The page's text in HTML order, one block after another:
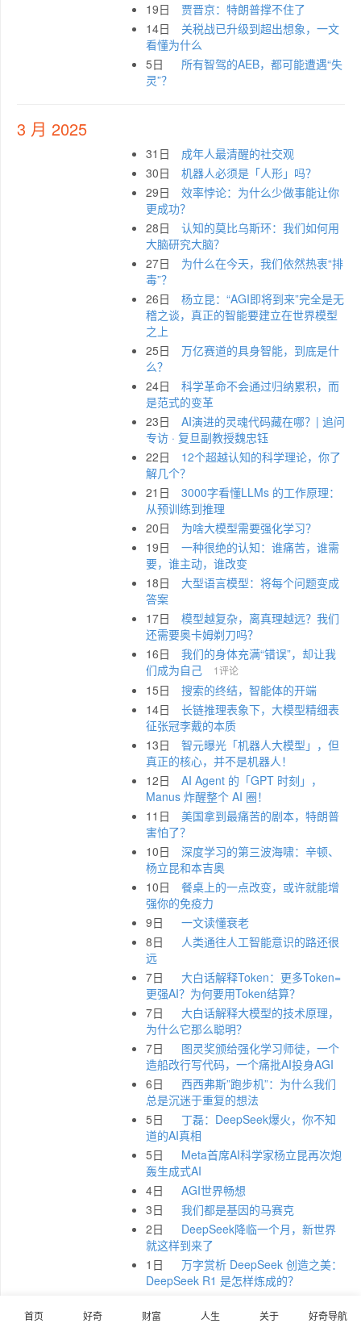
19日
贾晋京：特朗普撑不住了
14日
关税战已升级到超出想象，一文
看懂为什么
5日
所有智驾的AEB，都可能遭遇“失
灵”？
3 月 2025
31日
成年人最清醒的社交观
30日
机器人必须是「人形」吗？
29日
效率悖论：为什么少做事能让你
更成功？
28日
认知的莫比乌斯环：我们如何用
大脑研究大脑？
27日
为什么在今天，我们依然热衷“排
毒”？
26日
杨立昆：“AGI即将到来”完全是无
稽之谈，真正的智能要建立在世界模型
之上
25日
万亿赛道的具身智能，到底是什
么？
24日
科学革命不会通过归纳累积，而
是范式的变革
23日
AI演进的灵魂代码藏在哪？| 追问
专访 · 复旦副教授魏忠钰
22日
12个超越认知的科学理论，你了
解几个？
21日
3000字看懂LLMs 的工作原理：
从预训练到推理
20日
为啥大模型需要强化学习？
19日
一种很绝的认知：谁痛苦，谁需
要，谁主动，谁改变
18日
大型语言模型：将每个问题变成
答案
17日
模型越复杂，离真理越远？我们
还需要奥卡姆剃刀吗？
16日
我们的身体充满“错误”，却让我
们成为自己
1评论
15日
搜索的终结，智能体的开端
14日
长链推理表象下，大模型精细表
征张冠李戴的本质
13日
智元曝光「机器人大模型」，但
真正的核心，并不是机器人！
12日
AI Agent 的「GPT 时刻」，
Manus 炸醒整个 AI 圈！
11日
美国拿到最痛苦的剧本，特朗普
害怕了？
10日
深度学习的第三波海啸：辛顿、
杨立昆和本吉奥
10日
餐桌上的一点改变，或许就能增
强你的免疫力
9日
一文读懂衰老
8日
人类通往人工智能意识的路还很
远
7日
大白话解释Token：更多Token=
更强AI？为何要用Token结算？
7日
大白话解释大模型的技术原理，
为什么它那么聪明？
7日
图灵奖颁给强化学习师徒，一个
造船改行写代码，一个痛批AI投身AGI
6日
西西弗斯”跑步机”：为什么我们
总是沉迷于重复的想法
5日
丁磊：DeepSeek爆火，你不知
道的AI真相
5日
Meta首席AI科学家杨立昆再次炮
轰生成式AI
4日
AGI世界畅想
3日
我们都是基因的马赛克
2日
DeepSeek降临一个月，新世界
就这样到来了
1日
万字赏析 DeepSeek 创造之美：
DeepSeek R1 是怎样炼成的？
首页 好奇 财富 人生 关于 好奇导航